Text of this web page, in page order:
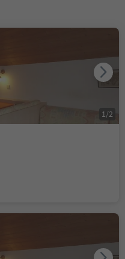
1 /2